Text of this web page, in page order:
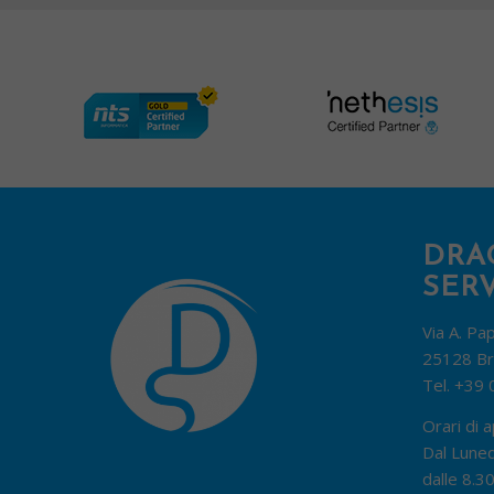
Via A.
25128
Tel. +39
Orari di
Dal
dalle